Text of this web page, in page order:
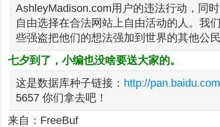
AshleyMadison.com用户的违法行动，同
自由选择在合法网站上自由活动的人。我
些强盗把他们的想法强加到世界的其他公
七夕到了，小编也没啥要送大家的。
这是数据库种子链接： http://
5657 你们拿去吧！
来自：FreeBuf